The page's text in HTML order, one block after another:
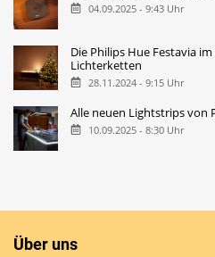
04.09.2025 - 9:43 Uhr
Die Philips Hue Festavia
Lichterketten
28.11.2024 - 9:15 Uhr
Alle neuen Lightstrips von
10.09.2025 - 8:30 Uhr
Über uns